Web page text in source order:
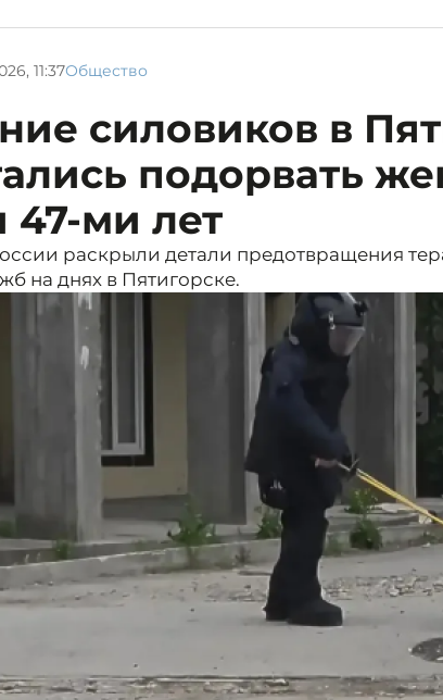
11:37Общество
силовиков в
подорвать
47-ми лет
раскрыли детали предотвращения
на днях в Пятигорске.